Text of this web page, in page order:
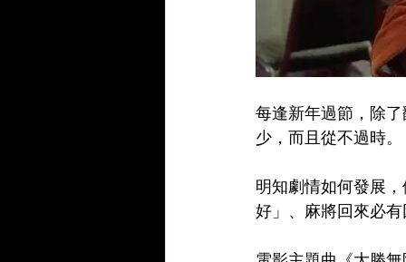
每逢新年過節，除
少，而且從不過時。
明知劇情如何發展
好」、麻將回來必